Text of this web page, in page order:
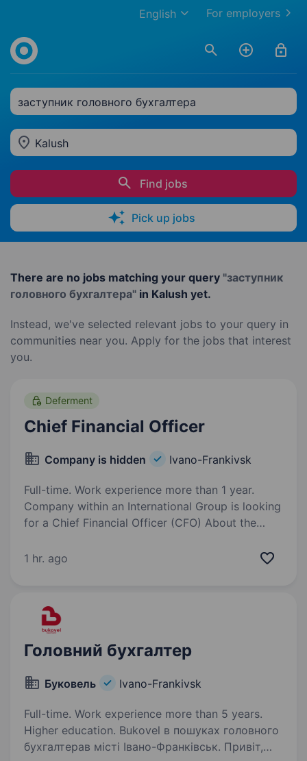
For employers
English
заступник головного бухгалтера
Kalush
Find jobs
Pick up jobs
There are no jobs matching your query "заступник
головного бухгалтера" in Kalush yet.
Instead, we've selected relevant jobs to your query in
communities near you. Apply for the jobs that interest
you.
Deferment
Chief Financial Officer
Company is hidden Ivano-Frankivsk
Full-time. Work experience more than 1 year.
Company within an International Group is looking
for a Chief Financial Officer (CFO) About the
of companies with foreign roots, operating
1 hr. ago
Головний бухгалтер
Буковель Ivano-Frankivsk
Full-time. Work experience more than 5 years.
Higher education. Bukovel в пошуках головного
бухгалтерав місті Івано-Франківськ. Привіт,